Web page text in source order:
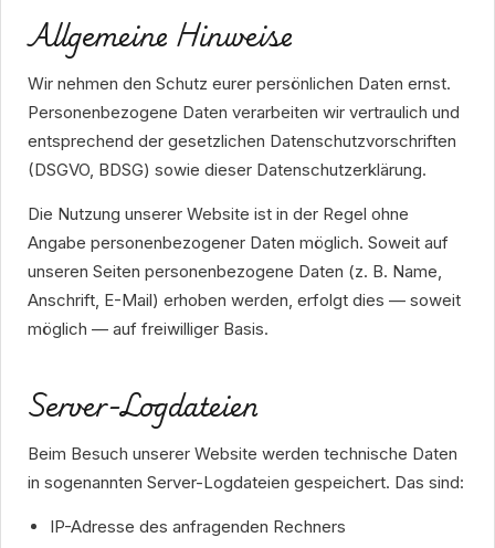
Allgemeine Hinweise
Wir nehmen den Schutz eurer persönlichen Daten ernst.
Personenbezogene Daten verarbeiten wir vertraulich und
entsprechend der gesetzlichen Datenschutzvorschriften
(DSGVO, BDSG) sowie dieser Datenschutzerklärung.
Die Nutzung unserer Website ist in der Regel ohne
Angabe personenbezogener Daten möglich. Soweit auf
unseren Seiten personenbezogene Daten (z. B. Name,
Anschrift, E-Mail) erhoben werden, erfolgt dies — soweit
möglich — auf freiwilliger Basis.
Server-Logdateien
Beim Besuch unserer Website werden technische Daten
in sogenannten Server-Logdateien gespeichert. Das sind:
IP-Adresse des anfragenden Rechners